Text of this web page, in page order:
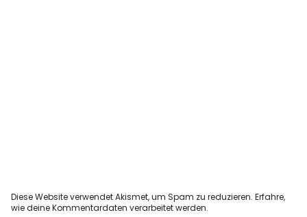
Diese Website verwendet Akismet, um Spam zu reduzieren.Erfahre,
wie deine Kommentardaten verarbeitet werden.